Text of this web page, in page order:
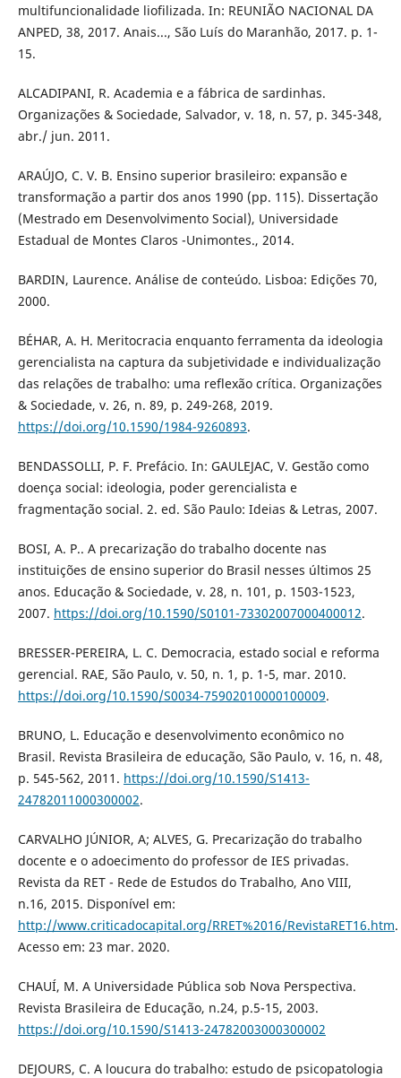
multifuncionalidade liofilizada. In: REUNIÃO NACIONAL DA
ANPED, 38, 2017. Anais..., São Luís do Maranhão, 2017. p. 1-
15.
ALCADIPANI, R. Academia e a fábrica de sardinhas.
Organizações & Sociedade, Salvador, v. 18, n. 57, p. 345-348,
abr./ jun. 2011.
ARAÚJO, C. V. B. Ensino superior brasileiro: expansão e
transformação a partir dos anos 1990 (pp. 115). Dissertação
(Mestrado em Desenvolvimento Social), Universidade
Estadual de Montes Claros -Unimontes., 2014.
BARDIN, Laurence. Análise de conteúdo. Lisboa: Edições 70,
2000.
BÉHAR, A. H. Meritocracia enquanto ferramenta da ideologia
gerencialista na captura da subjetividade e individualização
das relações de trabalho: uma reflexão crítica. Organizações
& Sociedade, v. 26, n. 89, p. 249-268, 2019.
https://doi.org/10.1590/1984-9260893.
BENDASSOLLI, P. F. Prefácio. In: GAULEJAC, V. Gestão como
doença social: ideologia, poder gerencialista e
fragmentação social. 2. ed. São Paulo: Ideias & Letras, 2007.
BOSI, A. P.. A precarização do trabalho docente nas
instituições de ensino superior do Brasil nesses últimos 25
anos. Educação & Sociedade, v. 28, n. 101, p. 1503-1523,
2007. https://doi.org/10.1590/S0101-73302007000400012.
BRESSER-PEREIRA, L. C. Democracia, estado social e reforma
gerencial. RAE, São Paulo, v. 50, n. 1, p. 1-5, mar. 2010.
https://doi.org/10.1590/S0034-75902010000100009.
BRUNO, L. Educação e desenvolvimento econômico no
Brasil. Revista Brasileira de educação, São Paulo, v. 16, n. 48,
p. 545-562, 2011. https://doi.org/10.1590/S1413-
24782011000300002.
CARVALHO JÚNIOR, A; ALVES, G. Precarização do trabalho
docente e o adoecimento do professor de IES privadas.
Revista da RET - Rede de Estudos do Trabalho, Ano VIII,
n.16, 2015. Disponível em:
http://www.criticadocapital.org/RRET%2016/RevistaRET16.htm.
Acesso em: 23 mar. 2020.
CHAUÍ, M. A Universidade Pública sob Nova Perspectiva.
Revista Brasileira de Educação, n.24, p.5-15, 2003.
https://doi.org/10.1590/S1413-24782003000300002
DEJOURS, C. A loucura do trabalho: estudo de psicopatologia